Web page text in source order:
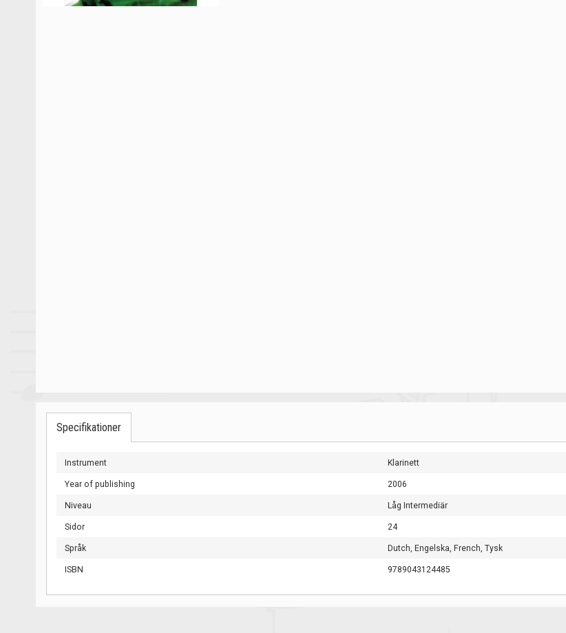
Specifikationer
Instrument Klarinett
Year of publishing 2006
Niveau Låg Intermediär
Sidor 24
Språk Dutch, Engelska, French,Tysk
ISBN 9789043124485